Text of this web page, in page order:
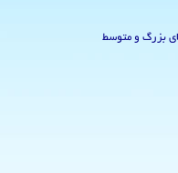
بزرگ و متوسط